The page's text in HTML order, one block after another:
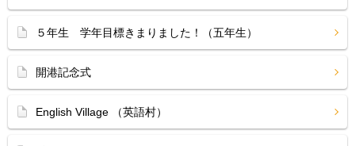
５年生 学年目標きまりました！（五年生）
開港記念式
English Village （英語村）